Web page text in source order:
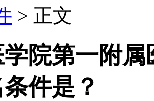
> 正文
院第一附属
件是？